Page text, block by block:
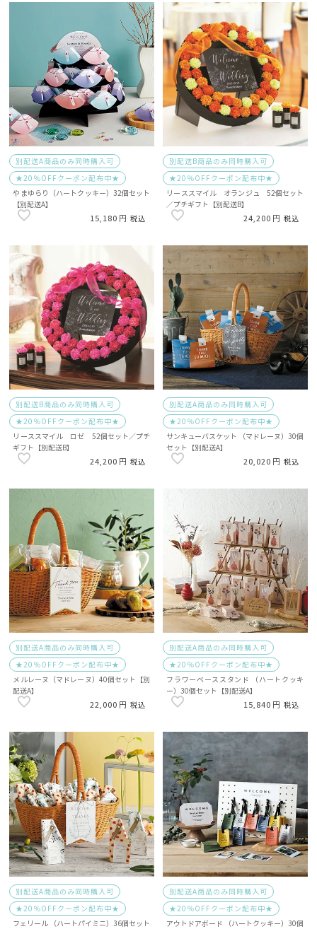
別配送A商品のみ同時購入可
★20％OFFクーポン配布中★
やまゆらり（ハートクッキー）32個セット
【別配送A】
15,180 税込
別配送B商品のみ同時購入可
★20％OFFクーポン配布中★
リーススマイル オランジュ 52個セット
／プチギフト【別配送B】
24,200 税込
別配送B商品のみ同時購入可
★20％OFFクーポン配布中★
リーススマイル ロゼ 52個セット／プチ
ギフト【別配送B】
24,200 税込
別配送A商品のみ同時購入可
★20％OFFクーポン配布中★
サンキューバスケット （マドレーヌ）30個
セット【別配送A】
20,020 税込
別配送A商品のみ同時購入可
★20％OFFクーポン配布中★
メルレーヌ（マドレーヌ）40個セット【別
配送A】
22,000 税込
別配送A商品のみ同時購入可
★20％OFFクーポン配布中★
フラワーベーススタンド （ハートクッキ
ー）30個セット【別配送A】
15,840 税込
別配送A商品のみ同時購入可
★20％OFFクーポン配布中★
フェリール （ハートパイミニ）36個セット
別配送A商品のみ同時購入可
★20％OFFクーポン配布中★
アウトドアボード （ハートクッキー）30個